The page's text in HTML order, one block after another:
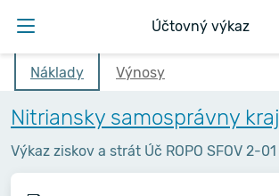
Účtovný výkaz
Náklady Výnosy
Nitriansky samosprávny kraj
Výkaz ziskov a strát Úč ROPO SFOV 2-01